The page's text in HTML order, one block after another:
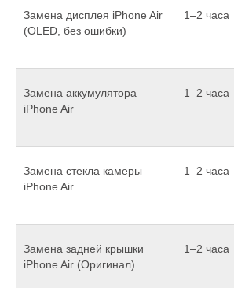
Замена дисплея iPhone Air
(OLED, без ошибки)
1–2 часа
Замена аккумулятора
iPhone Air
1–2 часа
Замена стекла камеры
iPhone Air
1–2 часа
Замена задней крышки
iPhone Air (Оригинал)
1–2 часа